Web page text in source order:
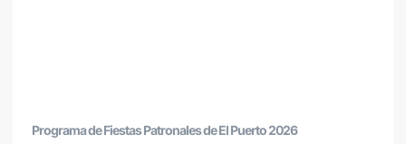
Programa de Fiestas Patronales de El Puerto 2026